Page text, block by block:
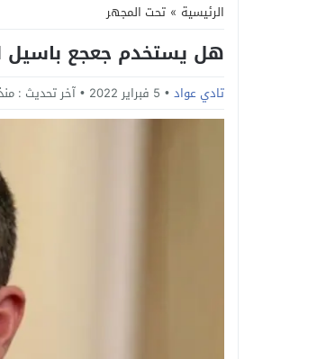
الرئيسية » تحت المجهر
هل يستخدم جعجع باسيل
تادي عواد 5 فبراير 2022 آخر تحديث : منذ 5